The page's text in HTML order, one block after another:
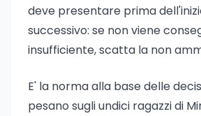
deve presentare prima
successivo: se non viene
insufficiente, scatta la non
E' la norma alla base delle
pesano sugli undici ragazzi di